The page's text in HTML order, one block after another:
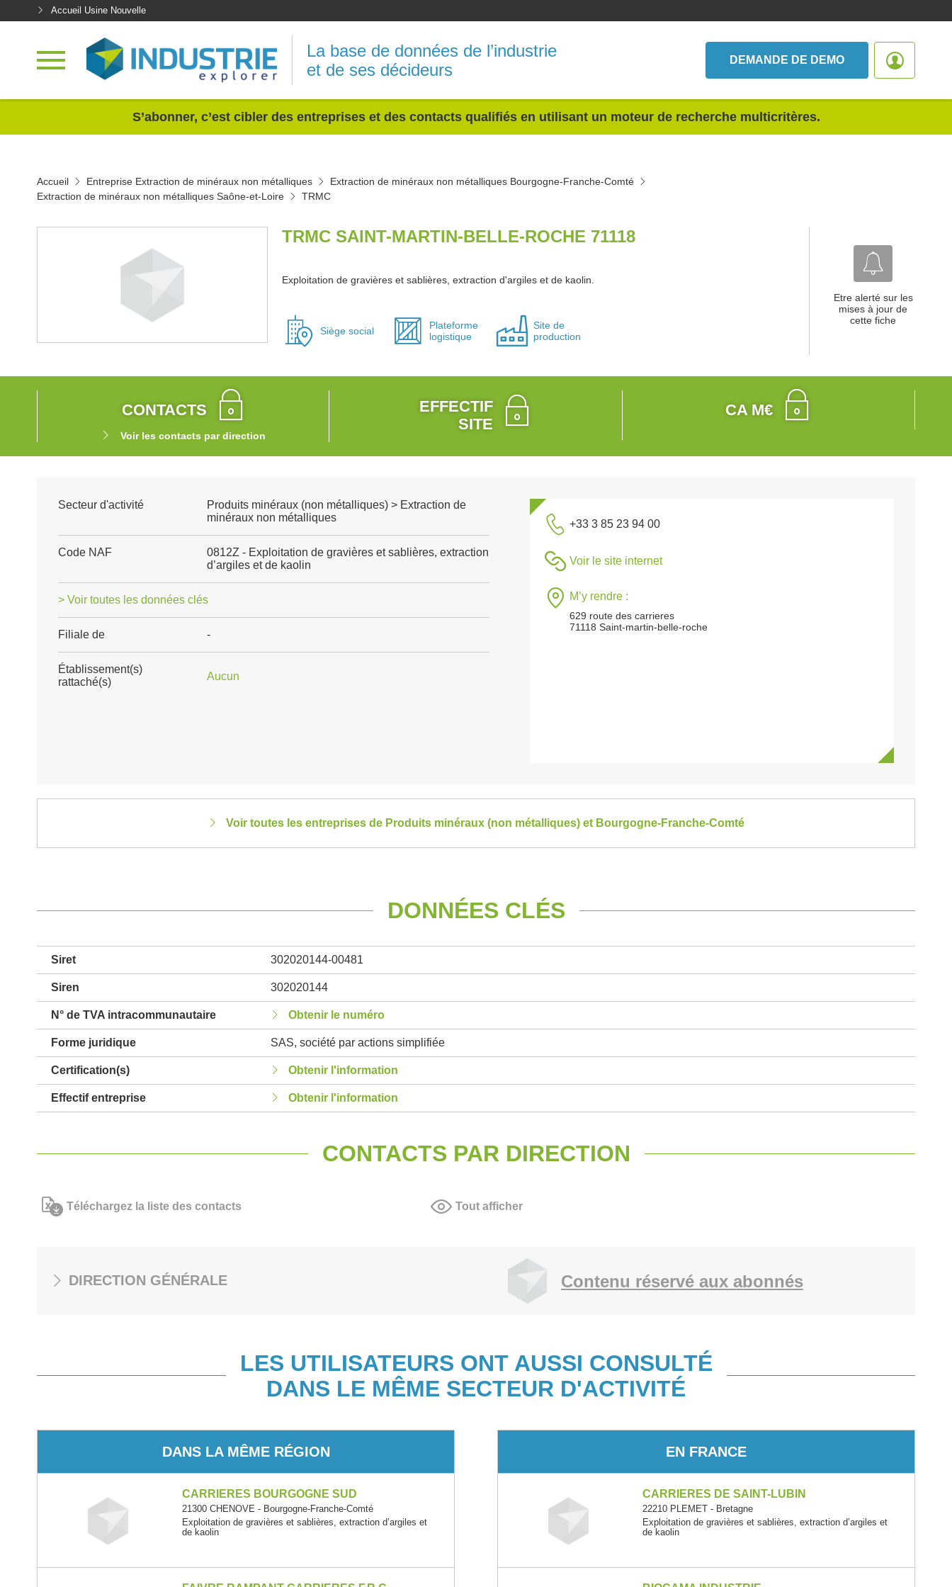
Accueil Usine Nouvelle
La base de données de l’industrie
et de ses décideurs
DEMANDE DE DEMO
S’abonner, c’est cibler des entreprises et des contacts qualifiés en utilisant un moteur de recherche multicritères.
Accueil Entreprise Extraction de minéraux non métalliques
Extraction de minéraux non métalliques Bourgogne-Franche-Comté
Extraction de minéraux non métalliques Saône-et-Loire
TRMC
TRMC SAINT-MARTIN-BELLE-ROCHE 71118
Exploitation de gravières et sablières, extraction d'argiles et de kaolin.
Siège social
Plateforme
logistique
Site de
production
Etre alerté sur les
mises à jour de
cette fiche
CONTACTS
Voir les contacts par direction
EFFECTIF
SITE
CA M€
Secteur d'activité
Produits minéraux (non métalliques) > Extraction de
minéraux non métalliques
Code NAF
0812Z - Exploitation de gravières et sablières, extraction
d’argiles et de kaolin
> Voir toutes les données clés
Filiale de -
Établissement(s)
rattaché(s)
Aucun
+33 3 85 23 94 00
Voir le site internet
M’y rendre :
629 route des carrieres
71118 Saint-martin-belle-roche
Voir toutes les entreprises de Produits minéraux (non métalliques) et Bourgogne-Franche-Comté
DONNÉES CLÉS
Siret 302020144-00481
Siren 302020144
N° de TVA intracommunautaire Obtenir le numéro
Forme juridique SAS, société par actions simplifiée
Certification(s) Obtenir l'information
Effectif entreprise Obtenir l'information
CONTACTS PAR DIRECTION
Téléchargez la liste des contacts Tout afficher
DIRECTION GÉNÉRALE Contenu réservé aux abonnés
LES UTILISATEURS ONT AUSSI CONSULTÉ
DANS LE MÊME SECTEUR D'ACTIVITÉ
DANS LA MÊME RÉGION
CARRIERES BOURGOGNE SUD
21300 CHENOVE - Bourgogne-Franche-Comté
Exploitation de gravières et sablières, extraction d’argiles et
de kaolin
EN FRANCE
CARRIERES DE SAINT-LUBIN
22210 PLEMET - Bretagne
Exploitation de gravières et sablières, extraction d’argiles et
de kaolin